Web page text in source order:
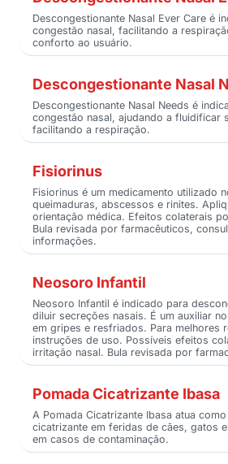
Descongestionante Nasal Ever Care é
congestão nasal, facilitando a
conforto ao usuário.
Descongestionante Nasal
Descongestionante Nasal Needs é
congestão nasal, ajudando a fluidificar
facilitando a respiração.
Fisiorinus
Fisiorinus é um medicamento utilizado
queimaduras, abscessos e rinites.
orientação médica. Efeitos colaterais
Bula revisada por farmacêuticos,
informações.
Neosoro Infantil
Neosoro Infantil é indicado para
diluir secreções nasais. É um auxiliar
em gripes e resfriados. Para melhores
instruções de uso. Possíveis efeitos
irritação nasal. Bula revisada por
Pomada Cicatrizante Ibasa
A Pomada Cicatrizante Ibasa atua
cicatrizante em feridas de cães, gatos
em casos de contaminação.